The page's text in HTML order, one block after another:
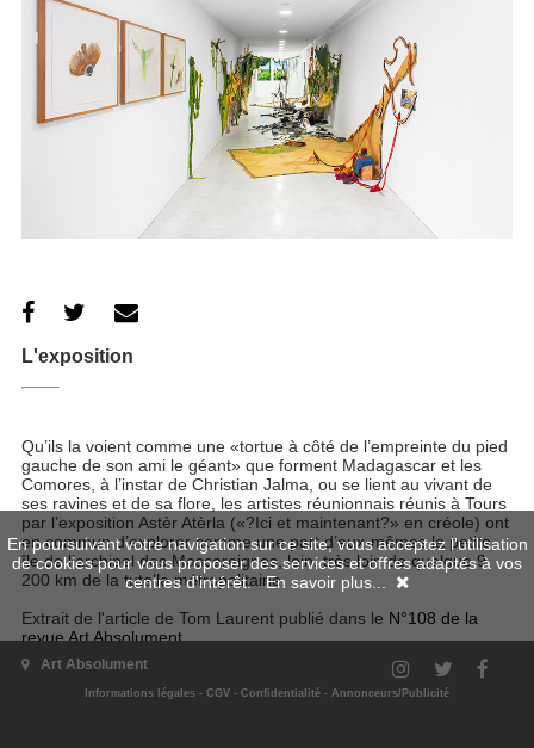
L'exposition
Qu’ils la voient comme une «tortue à côté de l’empreinte du pied
gauche de son ami le géant» que forment Madagascar et les
Comores, à l’instar de Christian Jalma, ou se lient au vivant de
ses ravines et de sa flore, les artistes réunionnais réunis à Tours
par l’exposition Astèr Atèrla («?Ici et maintenant?» en créole) ont
en commun d’explorer comme une part d’eux-mêmes la petite
île de l’archipel des Mascareignes, loin, très loin de quelque 9
200 km de la tutelle métropolitaine.
Extrait de l'article de Tom Laurent publié dans le N°108 de la
revue Art Absolument.
Exposition visible à La Friche Belle de Mai, Marseille, du 2 février
au 2 juin 2024
Art Absolument
Informations légales - CGV - Confidentialité - Annonceurs/Publicité
En poursuivant votre navigation sur ce site, vous acceptez l'utilisation
de cookies pour vous proposer des services et offres adaptés à vos
centres d'intérêt.En savoir plus...